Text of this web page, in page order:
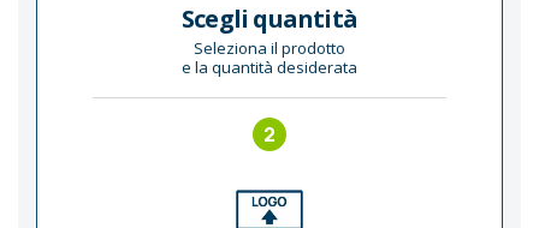
Scegli quantità
Seleziona il prodotto
e la quantità desiderata
2